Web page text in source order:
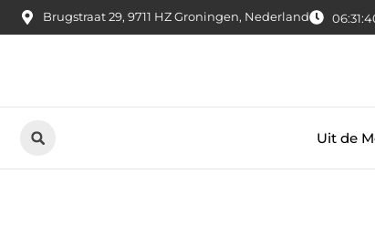
Brugstraat 29, 9711 HZ Groningen, Nederland
Uit de